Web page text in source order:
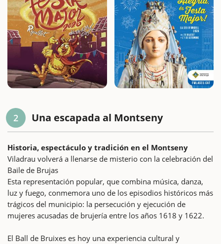
2 Una escapada al Montseny
Historia, espectáculo y tradición en el Montseny
Viladrau volverá a llenarse de misterio con la celebración del
Baile de Brujas
Esta representación popular, que combina música, danza,
luz y fuego, conmemora uno de los episodios históricos más
trágicos del municipio: la persecución y ejecución de
mujeres acusadas de brujería entre los años 1618 y 1622.
El Ball de Bruixes es hoy una experiencia cultural y